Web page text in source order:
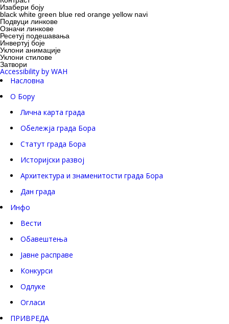
Изабери боју
black white green blue red orange yellow navi
Подвуци линкове
Означи линкове
Ресетуј подешавања
Инвертуј боје
Уклони анимације
Уклони стилове
Затвори
Accessibility by WAH
Насловна
О Бору
Лична карта града
Обележја града Бора
Статут града Бора
Историјски развој
Архитектура и знаменитости града Бора
Дан града
Инфо
Вести
Обавештења
Јавне расправе
Конкурси
Одлуке
Огласи
ПРИВРЕДА